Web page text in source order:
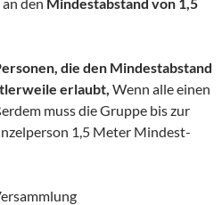
die den Mindestabstand
erlaubt, Wenn alle einen
muss die Gruppe bis zur
1,5 Meter Mindest-